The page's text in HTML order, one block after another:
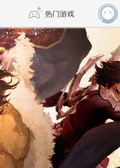
热门游戏
DNF
网3旗舰版 新天龙八部
诛仙世界 新仙侠5